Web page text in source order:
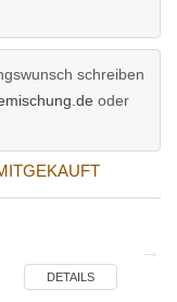
schreiben
oder
DETAILS